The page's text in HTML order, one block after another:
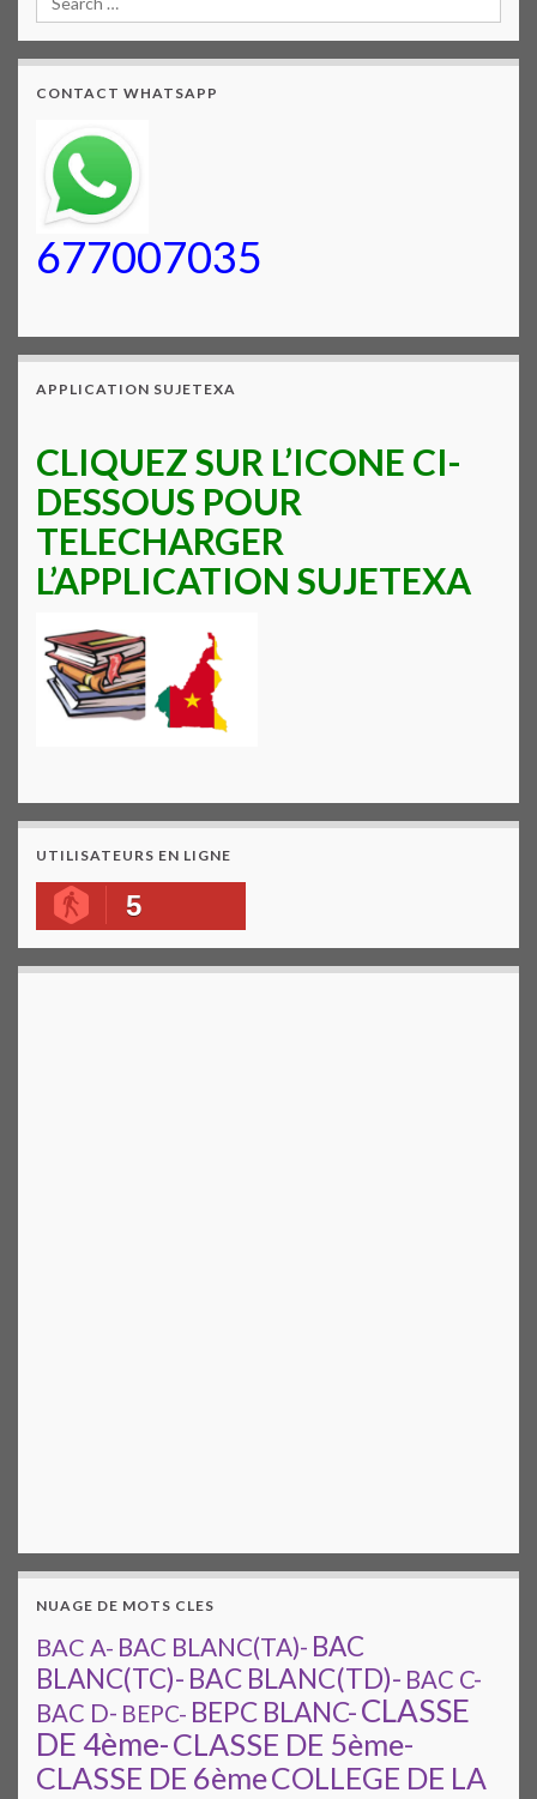
CONTACT WHATSAPP
677007035
APPLICATION SUJETEXA
CLIQUEZ SUR L’ICONE CI-
DESSOUS POUR
TELECHARGER
L’APPLICATION SUJETEXA
UTILISATEURS EN LIGNE
5
NUAGE DE MOTS CLES
BAC A- BAC BLANC(TA)- BAC
BLANC(TC)- BAC BLANC(TD)- BAC C-
BAC D- BEPC- BEPC BLANC-CLASSE
DE 4ème-CLASSE DE 5ème-
CLASSE DE 6èmeCOLLEGE DE LA